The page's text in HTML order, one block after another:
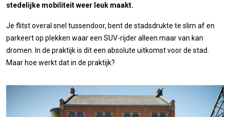
stedelijke mobiliteit weer leuk maakt.
Je flitst overal snel tussendoor, bent de stadsdrukte te slim af en
parkeert op plekken waar een SUV-rijder alleen maar van kan
dromen. In de praktijk is dit een absolute uitkomst voor de stad.
Maar hoe werkt dat in de praktijk?